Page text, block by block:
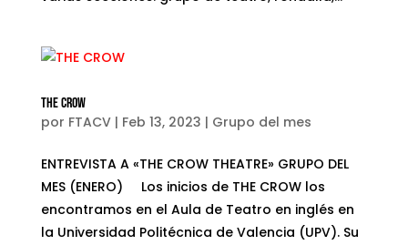
THE CROW
por FTACV| Feb 13, 2023 | Grupo del mes
ENTREVISTA A «THE CROW THEATRE» GRUPO DEL
MES (ENERO) Los inicios de THE CROW los
encontramos en el Aula de Teatro en inglés en
la Universidad Politécnica de Valencia (UPV). Su